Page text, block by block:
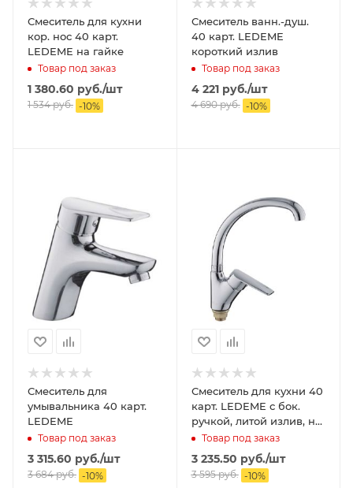
Смеситель для кухни
кор. нос 40 карт.
LEDEME на гайке
Товар под заказ
1 380.60 руб./шт
1 534руб. -10%
Смеситель ванн.-душ.
40 карт. LEDEME
короткий излив
Товар под заказ
4 221руб./шт
4 690руб. -10%
Смеситель для
умывальника 40 карт.
LEDEME
Товар под заказ
3 315.60 руб./шт
3 684руб. -10%
Смеситель для кухни 40
карт. LEDEME с бок.
ручкой, литой излив, на
гайке
Товар под заказ
3 235.50 руб./шт
3 595руб. -10%